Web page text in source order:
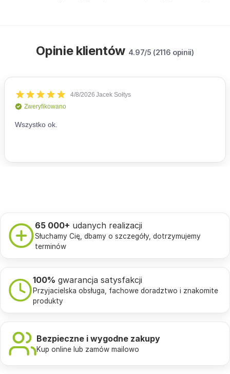
Opinie klientów 4.97/5 (2116 opinii)
65 000+ udanych realizacji
Słuchamy Cię, dbamy o szczegóły, dotrzymujemy
terminów
100% gwarancja satysfakcji
Przyjacielska obsługa, fachowe doradztwo i znakomite
produkty
Bezpieczne i wygodne zakupy
Kup online lub zamów mailowo